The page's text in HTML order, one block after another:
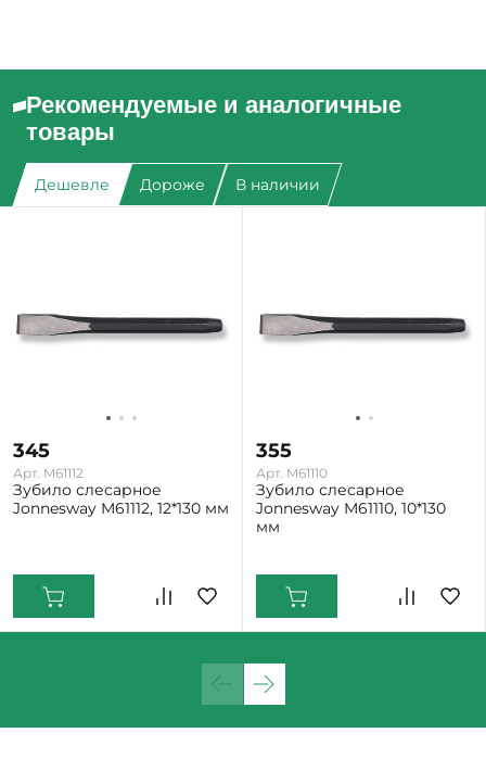
Рекомендуемые и аналогичные
товары
Дешевле Дороже В наличии
345
Арт. M61112
Зубило слесарное
Jonnesway M61112, 12*130 мм
355
Арт. M61110
Зубило слесарное
Jonnesway M61110, 10*130
мм